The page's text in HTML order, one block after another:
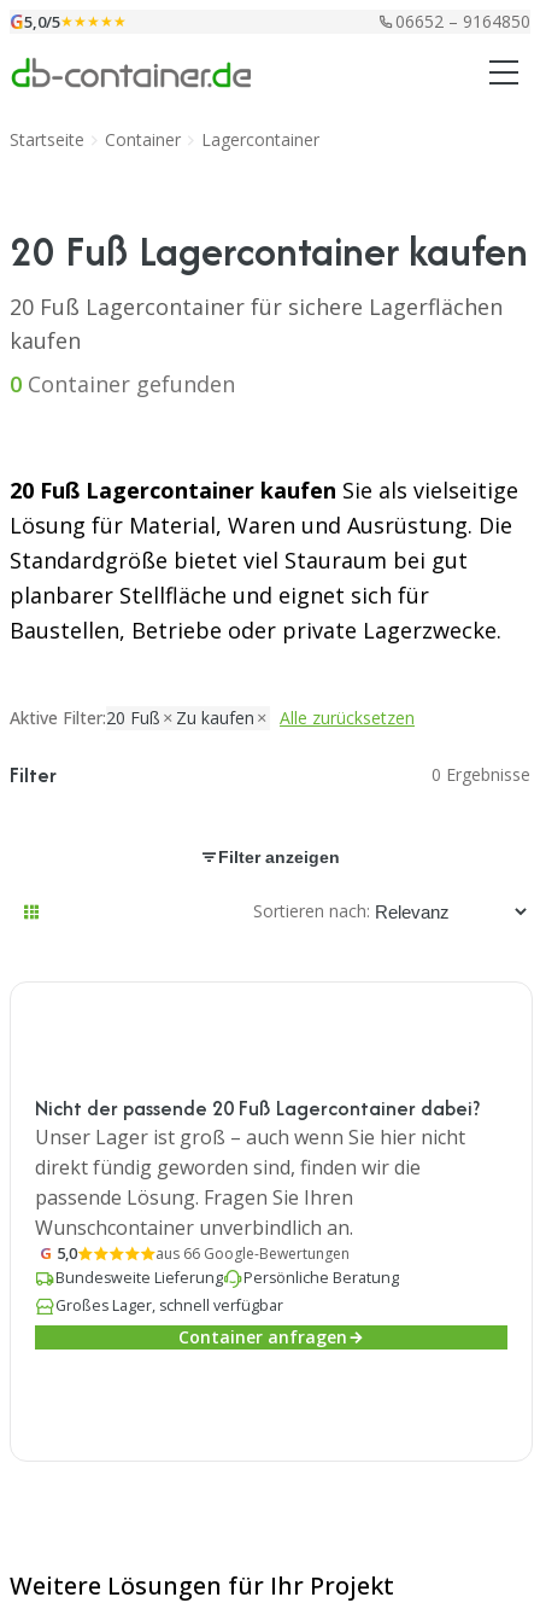
Zum Inhalt springen
G5,0/5★★★★★ 06652 – 9164850
Startseite Container Lagercontainer
20 Fuß Lagercontainer kaufen
20 Fuß Lagercontainer für sichere Lagerflächen
kaufen
0 Container gefunden
20 Fuß Lagercontainer kaufen Sie als vielseitige
Lösung für Material, Waren und Ausrüstung. Die
Standardgröße bietet viel Stauraum bei gut
planbarer Stellfläche und eignet sich für
Baustellen, Betriebe oder private Lagerzwecke.
Aktive Filter:20 Fuß Zu kaufen Alle zurücksetzen
Filter 0 Ergebnisse
Filter anzeigen
Sortieren nach:
Nicht der passende 20 Fuß Lagercontainer dabei?
Unser Lager ist groß – auch wenn Sie hier nicht
direkt fündig geworden sind, finden wir die
passende Lösung. Fragen Sie Ihren
Wunschcontainer unverbindlich an.
G 5,0
aus 66 Google-Bewertungen
Bundesweite Lieferung
Persönliche Beratung
Großes Lager, schnell verfügbar
Container anfragen
Weitere Lösungen für Ihr Projekt